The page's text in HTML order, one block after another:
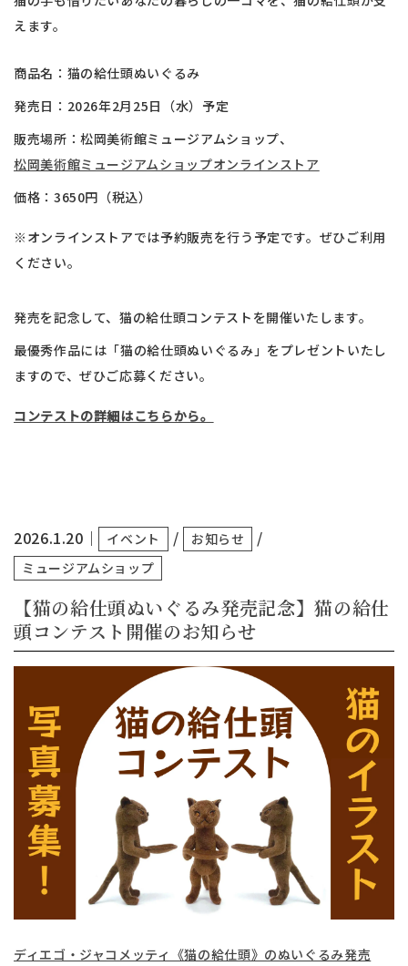
えます。
商品名：猫の給仕頭ぬいぐるみ
発売日：2026年2月25日（水）予定
販売場所：松岡美術館ミュージアムショップ、
松岡美術館ミュージアムショップオンラインストア
価格：3650円（税込）
※オンラインストアでは予約販売を行う予定です。ぜひご利用
ください。
発売を記念して、猫の給仕頭コンテストを開催いたします。
最優秀作品には「猫の給仕頭ぬいぐるみ」をプレゼントいたし
ますので、ぜひご応募ください。
コンテストの詳細はこちらから。
2026.1.20 ｜ イベント / お知らせ /
ミュージアムショップ
【猫の給仕頭ぬいぐるみ発売記念】猫の給仕
頭コンテスト開催のお知らせ
ディエゴ・ジャコメッティ《猫の給仕頭》のぬいぐるみ発売